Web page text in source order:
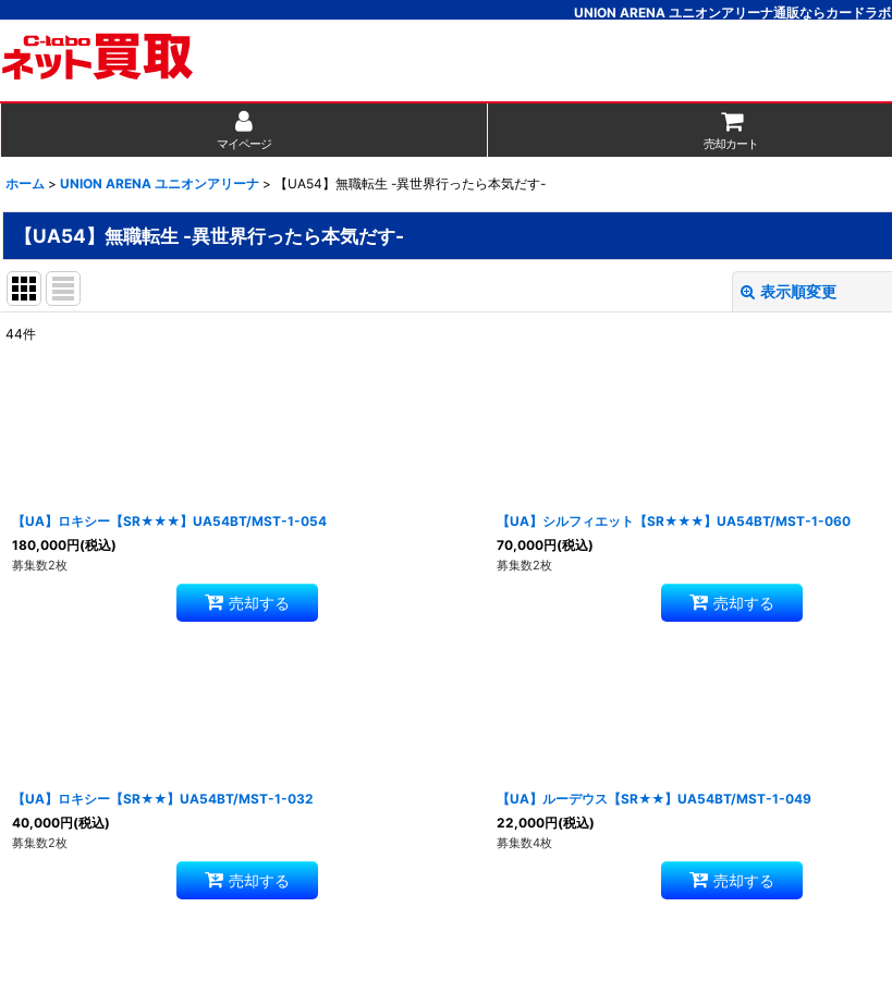
UNION ARENA ユニオンアリーナ通販ならカードラボ
マイページ 売却カート
ホーム > UNION ARENA ユニオンアリーナ > 【UA54】無職転生 -異世界行ったら本気だす-
【UA54】無職転生 -異世界行ったら本気だす-
表示順変更
44件
【UA】ロキシー【SR★★★】UA54BT/MST-1-054
180,000円(税込)
募集数2枚
売却する
【UA】シルフィエット【SR★★★】UA54BT/MST-1-060
70,000円(税込)
募集数2枚
売却する
【UA】ロキシー【SR★★】UA54BT/MST-1-032
40,000円(税込)
募集数2枚
売却する
【UA】ルーデウス【SR★★】UA54BT/MST-1-049
22,000円(税込)
募集数4枚
売却する